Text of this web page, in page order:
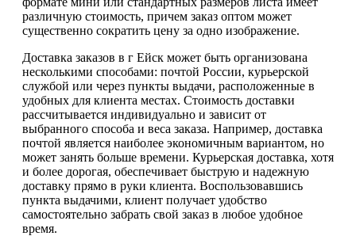
различную стоимость, причем заказ оптом может
существенно сократить цену за одно изображение.
Доставка заказов в г Ейск может быть организована
несколькими способами: почтой России, курьерской
службой или через пункты выдачи, расположенные в
удобных для клиента местах. Стоимость доставки
рассчитывается индивидуально и зависит от
выбранного способа и веса заказа. Например, доставка
почтой является наиболее экономичным вариантом, но
может занять больше времени. Курьерская доставка, хотя
и более дорогая, обеспечивает быструю и надежную
доставку прямо в руки клиента. Воспользовавшись
пункта выдачими, клиент получает удобство
самостоятельно забрать свой заказ в любое удобное
время.